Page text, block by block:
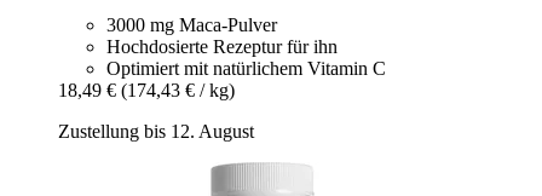
3000 mg Maca-Pulver
Hochdosierte Rezeptur für ihn
Optimiert mit natürlichem Vitamin C
18,49 € (174,43 € / kg)
Zustellung bis 12. August